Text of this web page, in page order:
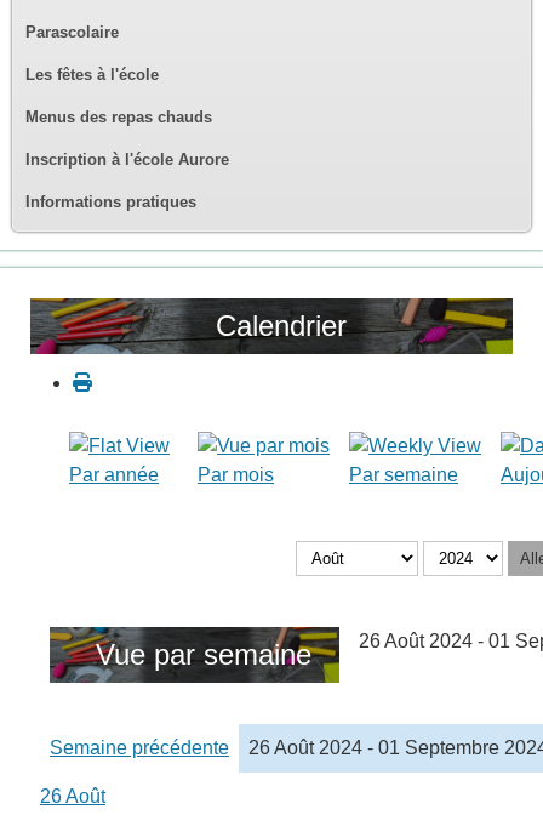
Parascolaire
Les fêtes à l'école
Menus des repas chauds
Inscription à l'école Aurore
Informations pratiques
Calendrier
Par année Par mois Par semaine
Vue par semaine 26 Août 2024 - 01
Semaine précédente 26 Août 2024 - 01 Septembre
26 Août